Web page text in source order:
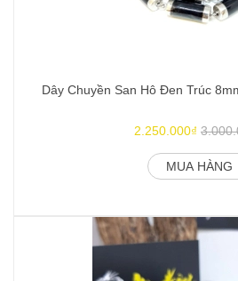
Dây Chuyền San Hô Đen Trúc
2.250.000₫
MUA HÀNG